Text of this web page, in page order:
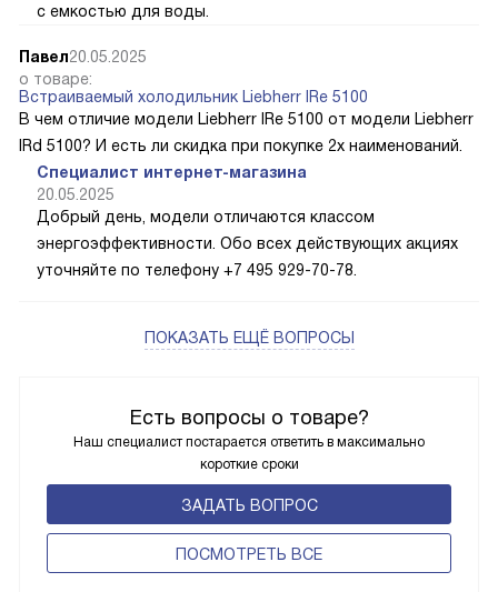
Есть вопросы о товаре?
Наш специалист постарается ответить в максимально
короткие сроки
ЗАДАТЬ ВОПРОС
ПОCМОТРЕТЬ ВСЕ
с емкостью для воды.
Павел20.05.2025
о товаре:
Встраиваемый холодильник Liebherr IRe 5100
В чем отличие модели Liebherr IRe 5100 от модели Liebherr
IRd 5100? И есть ли скидка при покупке 2х наименований.
Специалист интернет-магазина
20.05.2025
Добрый день, модели отличаются классом
энергоэффективности. Обо всех действующих акциях
уточняйте по телефону +7 495 929-70-78.
ПОКАЗАТЬ ЕЩЁ ВОПРОСЫ